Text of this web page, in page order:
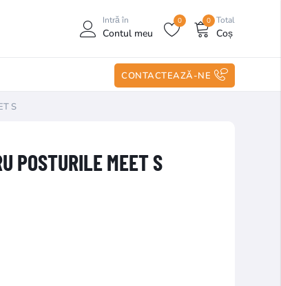
Intră în
Contul meu
0 Total
Coș
0
CONTACTEAZĂ-NE
S
POSTURILE MEET S